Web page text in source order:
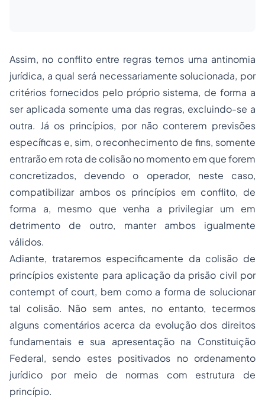
Assim, no conflito entre regras temos uma antinomia
jurídica, a qual será necessariamente solucionada, por
critérios fornecidos pelo próprio sistema, de forma a
ser aplicada somente uma das regras, excluindo-se a
outra. Já os princípios, por não conterem previsões
específicas e, sim, o reconhecimento de fins, somente
entrarão em rota de colisão no momento em que forem
concretizados, devendo o operador, neste caso,
compatibilizar ambos os princípios em conflito, de
forma a, mesmo que venha a privilegiar um em
detrimento de outro, manter ambos igualmente
válidos.
Adiante, trataremos especificamente da colisão de
princípios existente para aplicação da prisão civil por
contempt of court, bem como a forma de solucionar
tal colisão. Não sem antes, no entanto, tecermos
alguns comentários acerca da evolução dos direitos
fundamentais e sua apresentação na Constituição
Federal, sendo estes positivados no ordenamento
jurídico por meio de normas com estrutura de
princípio.